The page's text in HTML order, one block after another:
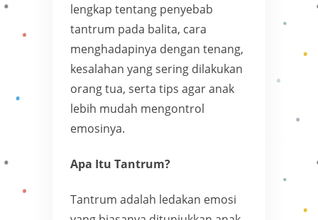
lengkap tentang penyebab
tantrum pada balita, cara
menghadapinya dengan tenang,
kesalahan yang sering dilakukan
orang tua, serta tips agar anak
lebih mudah mengontrol
emosinya.
Apa Itu Tantrum?
Tantrum adalah ledakan emosi